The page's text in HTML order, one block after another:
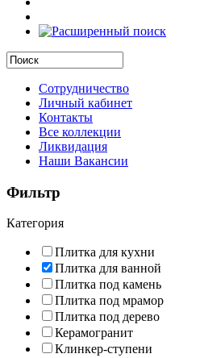
Сотрудничество
Личный кабинет
Контакты
Все коллекции
Ликвидация
Наши Вакансии
Фильтр
Категория
Плитка для кухни
Плитка для ванной
Плитка под камень
Плитка под мрамор
Плитка под дерево
Керамогранит
Клинкер-ступени